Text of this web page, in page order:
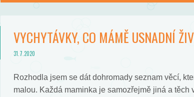
VYCHYTÁVKY, CO MÁMĚ USNADNÍ
31.7.2020
Rozhodla jsem se dát dohromady seznam věcí,
malou. Každá maminka je samozřejmě jiná a